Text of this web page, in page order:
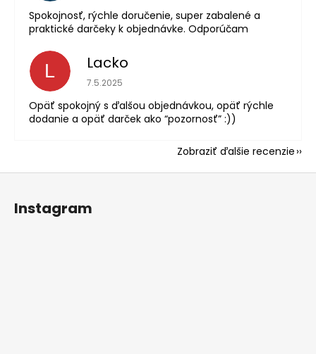
Spokojnosť, rýchle doručenie, super zabalené a
praktické darčeky k objednávke. Odporúčam
L Lacko
Hodnotenie obchodu je 5 z 5 hviezdičiek.
7.5.2025
Opäť spokojný s ďalšou objednávkou, opäť rýchle
dodanie a opäť darček ako “pozornosť” :))
Zobraziť ďalšie recenzie
Z
Instagram